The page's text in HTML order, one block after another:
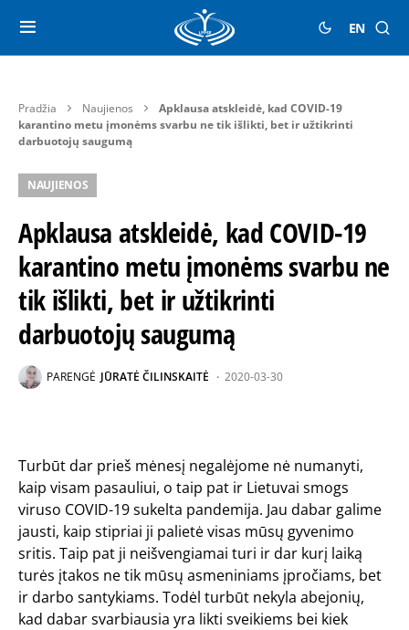
EN
Pradžia Naujienos
Apklausa atskleidė, kad COVID-19
karantino metu įmonėms svarbu ne tik išlikti, bet ir užtikrinti
darbuotojų saugumą
NAUJIENOS
Apklausa atskleidė, kad COVID-19
karantino metu įmonėms svarbu ne
tik išlikti, bet ir užtikrinti
darbuotojų saugumą
PARENGĖ JŪRATĖ ČILINSKAITĖ 2020-03-30
Turbūt dar prieš mėnesį negalėjome nė numanyti,
kaip visam pasauliui, o taip pat ir Lietuvai smogs
viruso COVID-19 sukelta pandemija. Jau dabar galime
jausti, kaip stipriai ji palietė visas mūsų gyvenimo
sritis. Taip pat ji neišvengiamai turi ir dar kurį laiką
turės įtakos ne tik mūsų asmeniniams įpročiams, bet
ir darbo santykiams. Todėl turbūt nekyla abejonių,
kad dabar svarbiausia yra likti sveikiems bei kiek